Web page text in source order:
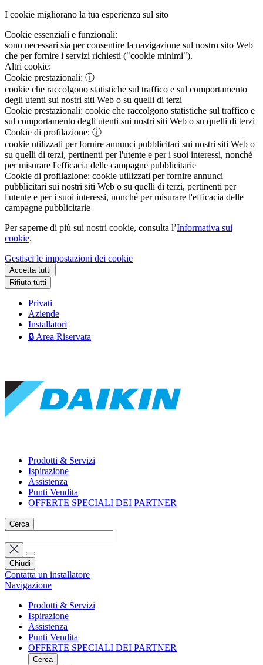
I cookie migliorano la tua esperienza sul sito
Cookie essenziali e funzionali:
sono necessari sia per consentire la navigazione sul nostro sito Web
che per fornire i servizi richiesti ("cookie minimi").
Altri cookie:
Cookie prestazionali: ⓘ
cookie che raccolgono statistiche sul traffico e sul comportamento
degli utenti sui nostri siti Web o su quelli di terzi
Cookie prestazionali: cookie che raccolgono statistiche sul traffico e
sul comportamento degli utenti sui nostri siti Web o su quelli di terzi
Cookie di profilazione: ⓘ
cookie utilizzati per fornire annunci pubblicitari sui nostri siti Web o
su quelli di terzi, pertinenti per l'utente e per i suoi interessi, nonché
per misurare l'efficacia delle campagne pubblicitarie
Cookie di profilazione: cookie utilizzati per fornire annunci
pubblicitari sui nostri siti Web o su quelli di terzi, pertinenti per
l'utente e per i suoi interessi, nonché per misurare l'efficacia delle
campagne pubblicitarie
Per saperne di più sui nostri cookie, consulta l’Informativa sui
cookie.
Gestisci le impostazioni dei cookie
Accetta tutti
Rifiuta tutti
Privati
Aziende
Installatori
🔒 Area Riservata
Prodotti & Servizi
Ispirazione
Assistenza
Punti Vendita
OFFERTE SPECIALI DEI PARTNER
Cerca
Chiudi
Contatta un installatore
Navigazione
Prodotti & Servizi
Ispirazione
Assistenza
Punti Vendita
OFFERTE SPECIALI DEI PARTNER
Cerca